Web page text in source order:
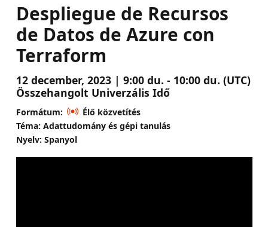
Despliegue de Recursos
de Datos de Azure con
Terraform
12 december, 2023 | 9:00 du. - 10:00 du. (UTC)
Összehangolt Univerzális Idő
Formátum:
Élő közvetítés
Téma: Adattudomány és gépi tanulás
Nyelv: Spanyol